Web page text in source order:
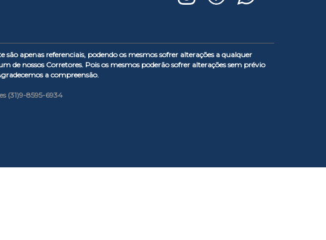
apenas referenciais, podendo os mesmos sofrer alterações a qualquer
nossos Corretores. Pois os mesmos poderão sofrer alterações sem prévio
a compreensão.
(31)9-8595-6934